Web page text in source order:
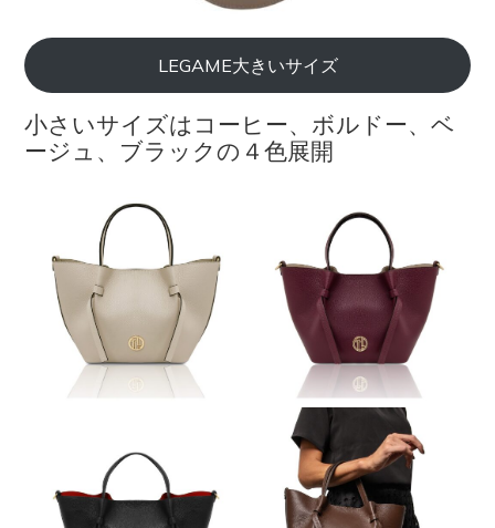
LEGAME大きいサイズ
小さいサイズはコーヒー、ボルドー、ベ
ージュ、ブラックの４色展開